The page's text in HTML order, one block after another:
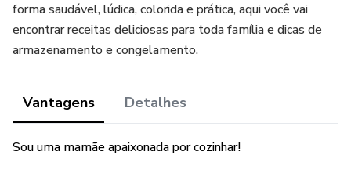
forma saudável, lúdica, colorida e prática, aqui você vai
encontrar receitas deliciosas para toda família e dicas de
armazenamento e congelamento.
Vantagens Detalhes
Sou uma mamãe apaixonada por cozinhar!